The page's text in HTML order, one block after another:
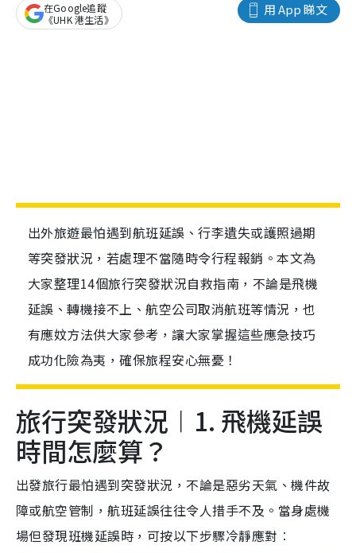
用 App 睇文
在Google追蹤
《UHK 港生活》
出外旅遊最怕遇到航班延誤、行李遺失或護照過期
等突發狀況，若處理不當隨時令行程報銷。本文為
大家整理14個旅行突發狀況自救指南，不論是飛機
延誤、轉機接不上、航空公司取消航班等情況，也
有應妏方法供大家參考，讓大家掌握這些應急技巧
成功化險為夷，確保旅程安心無憂！
旅行突發狀況︱1. 飛機延誤
時間怎麼算？
出發旅行最怕遇到突發狀況，不論是惡劣天氣、機件故
障或航空管制，航班延誤往往令人措手不及。當身處機
場但發現班機延誤時，可按以下步驟冷靜應對︰